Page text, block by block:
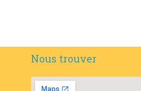
Nous trouver